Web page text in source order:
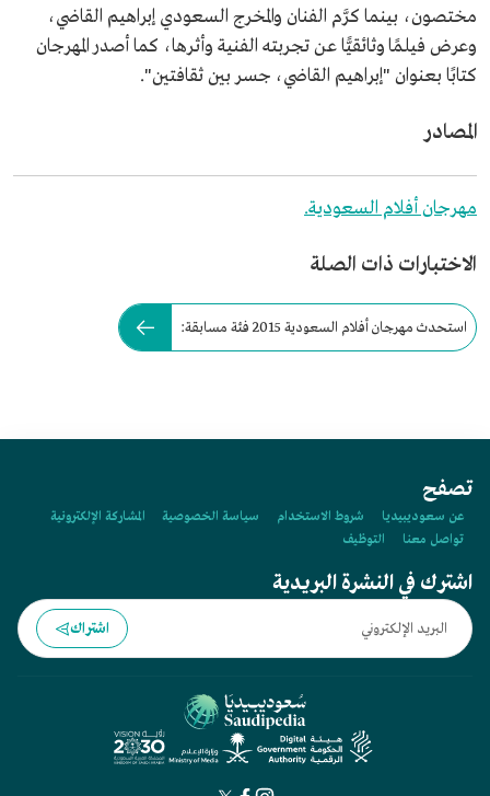
مختصون، بينما كرَّم الفنان والمخرج السعودي إبراهيم القاضي،
وعرض فيلمًا وثائقيًّا عن تجربته الفنية وأثرها، كما أصدر المهرجان
كتابًا بعنوان "إبراهيم القاضي، جسر بين ثقافتين".
المصادر
مهرجان أفلام السعودية.
الاختبارات ذات الصلة
استحدث مهرجان أفلام السعودية 2015 فئة مسابقة:
تصفح
عن سعوديبيديا شروط الاستخدام سياسة الخصوصية
المشاركة الإلكترونية
تواصل معنا
التوظيف
اشترك في النشرة البريدية
اشتراك